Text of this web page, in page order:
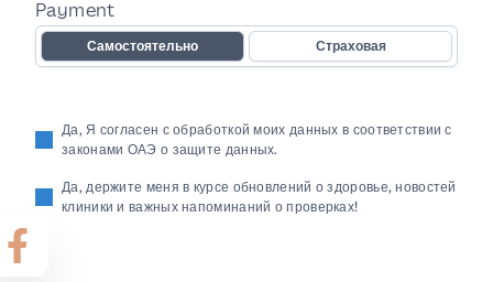
Payment
Самостоятельно Страховая
Да, Я согласен с обработкой моих данных в соответствии с
законами ОАЭ о защите данных.
Да, держите меня в курсе обновлений о здоровье, новостей
клиники и важных напоминаний о проверках!